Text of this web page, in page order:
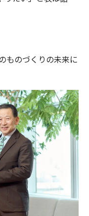
ものづくりの未来に